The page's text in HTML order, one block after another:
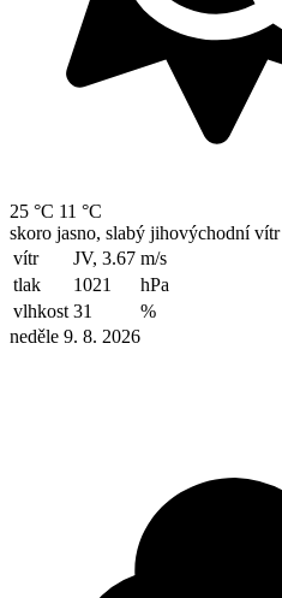
25 °C 11 °C
skoro jasno, slabý jihovýchodní vítr
vítr
JV, 3.67 m/s
tlak
1021
hPa
vlhkost 31
%
neděle 9. 8. 2026